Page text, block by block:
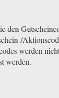
den
werden
werden.